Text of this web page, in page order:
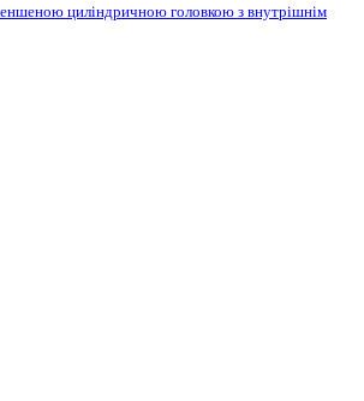
циліндричною головкою з внутрішнім